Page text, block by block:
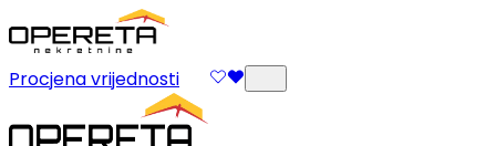
Procjena vrijednosti